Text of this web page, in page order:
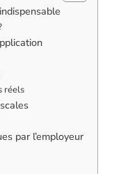
réels
par l’employeur